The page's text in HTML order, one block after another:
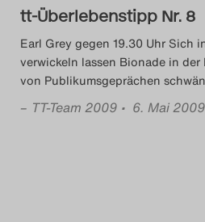
tt-Überlebenstipp Nr. 8
Earl Grey gegen 19.30 Uhr Sich
verwickeln lassen Bionade in
von Publikumsgeprächen
– TT-Team 2009 • 6. Mai 2009